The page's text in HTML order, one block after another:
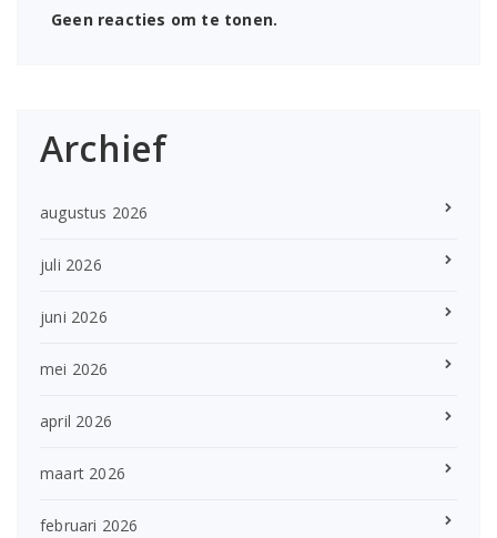
Geen reacties om te tonen.
Archief
augustus 2026
juli 2026
juni 2026
mei 2026
april 2026
maart 2026
februari 2026